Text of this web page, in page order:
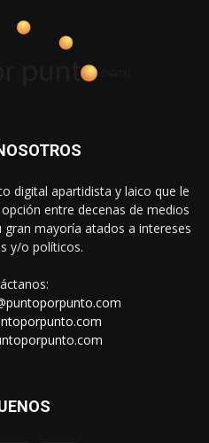
digital apartidista y laico que le
entre decenas de medios
mayoría atados a intereses
y/o políticos.